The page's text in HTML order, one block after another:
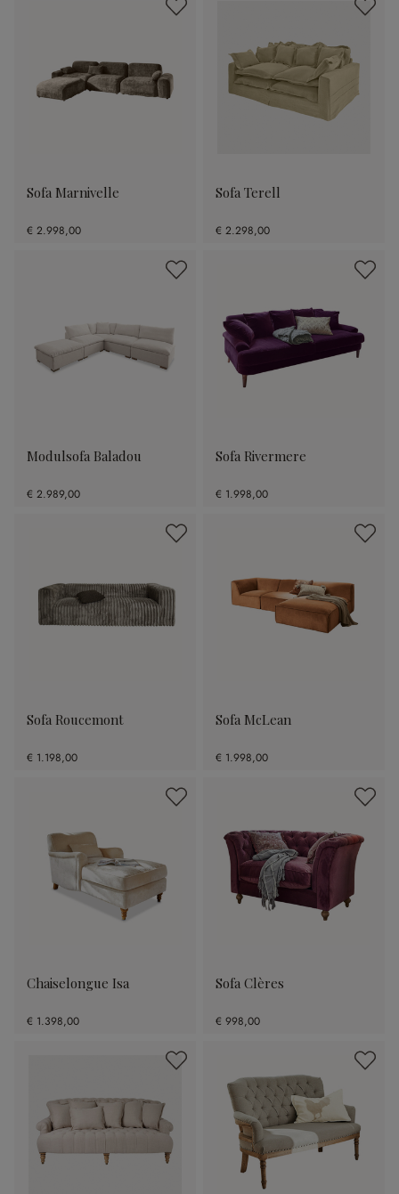
Sofa Marnivelle
€ 2.998,00
Sofa Terell
€ 2.298,00
Modulsofa Baladou
€ 2.989,00
Sofa Rivermere
€ 1.998,00
Sofa Roucemont
€ 1.198,00
Sofa McLean
€ 1.998,00
Chaiselongue Isa
€ 1.398,00
Sofa Clères
€ 998,00